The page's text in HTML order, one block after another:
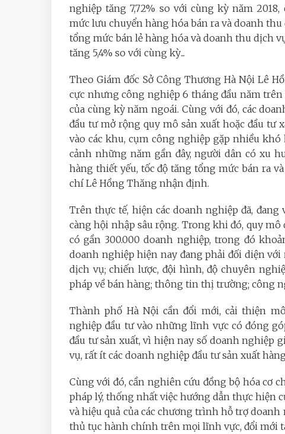
nghiệp tăng 7,72% so với cùng kỳ năm
mức lưu chuyển hàng hóa bán ra và doanh
tổng mức bán lẻ hàng hóa và doanh thu dịch
tăng 5,4% so với cùng kỳ...
Theo Giám đốc Sở Công Thương Hà Nội Lê
cực nhưng công nghiệp 6 tháng đầu năm
của cùng kỳ năm ngoái. Cùng với đó, các
đầu tư mở rộng quy mô sản xuất hoặc đầu tư
vào các khu, cụm công nghiệp gặp nhiều
cảnh những năm gần đây, người dân có xu
hàng thiết yếu, tốc độ tăng tổng mức bán ra
chí Lê Hồng Thăng nhận định.
Trên thực tế, hiện các doanh nghiệp đã,
càng hội nhập sâu rộng. Trong khi đó, quy
có gần 300.000 doanh nghiệp, trong đó
doanh nghiệp hiện nay đang phải đối diện
dịch vụ; chiến lược, đội hình, độ chuyên
pháp về bán hàng; thông tin thị trường; công
Thành phố Hà Nội cần đổi mới, cải thiện
nghiệp đầu tư vào những lĩnh vực có đóng
đầu tư sản xuất, vì hiện nay số doanh
vụ, rất ít các doanh nghiệp đầu tư sản xuất
Cùng với đó, cần nghiên cứu đồng bộ hóa cơ
pháp lý, thống nhất việc hướng dẫn thực hiện
và hiệu quả của các chương trình hỗ trợ
thủ tục hành chính trên mọi lĩnh vực, đổi mới